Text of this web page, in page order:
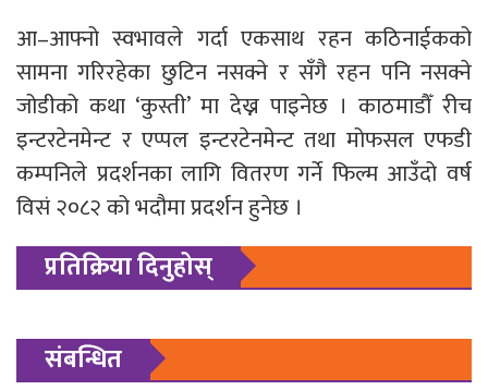
आ–आफ्नो स्वभावले गर्दा एकसाथ रहन कठिनाईकको
सामना गरिरहेका छुटिन नसक्ने र सँगै रहन पनि नसक्ने
जोडीको कथा ‘कुस्ती’ मा देख्न पाइनेछ । काठमाडौँ रीच
इन्टरटेनमेन्ट र एप्पल इन्टरटेनमेन्ट तथा मोफसल एफडी
कम्पनिले प्रदर्शनका लागि वितरण गर्ने फिल्म आउँदो वर्ष
विसं २०८२ को भदौमा प्रदर्शन हुनेछ ।
प्रतिक्रिया दिनुहोस्
संबन्धित